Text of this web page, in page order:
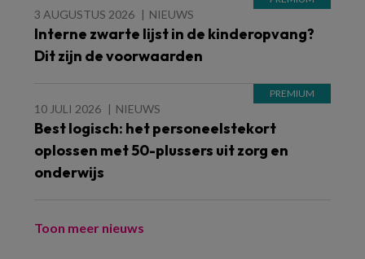
3 AUGUSTUS 2026 NIEUWS
Interne zwarte lijst in de kinderopvang?
Dit zijn de voorwaarden
10 JULI 2026 NIEUWS
Best logisch: het personeelstekort
oplossen met 50-plussers uit zorg en
onderwijs
Toon meer nieuws